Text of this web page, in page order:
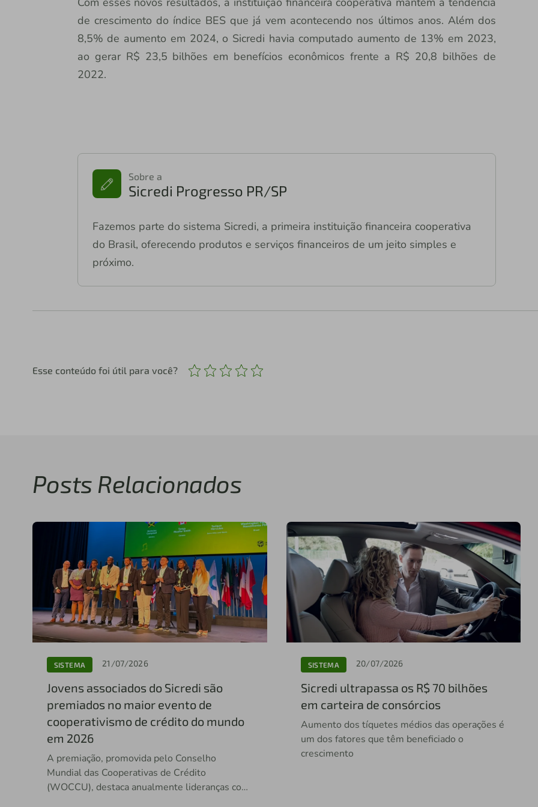
de crescimento do índice BES que já vem acontecendo nos últimos anos. Além dos
8,5% de aumento em 2024, o Sicredi havia computado aumento de 13% em 2023,
ao gerar R$ 23,5 bilhões em benefícios econômicos frente a R$ 20,8 bilhões de
2022.
Sobre a
Sicredi Progresso PR/SP
Fazemos parte do sistema Sicredi, a primeira instituição financeira cooperativa
do Brasil, oferecendo produtos e serviços financeiros de um jeito simples e
próximo.
Esse conteúdo foi útil para você?
Posts Relacionados
SISTEMA 21/07/2026
Jovens associados do Sicredi são
premiados no maior evento de
cooperativismo de crédito do mundo
em 2026
A premiação, promovida pelo Conselho
Mundial das Cooperativas de Crédito
(WOCCU), destaca anualmente lideranças com
SISTEMA 20/07/2026
Sicredi ultrapassa os R$ 70 bilhões
em carteira de consórcios
Aumento dos tíquetes médios das operações é
um dos fatores que têm beneficiado o
crescimento